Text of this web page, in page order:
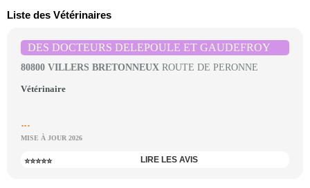
Liste des Vétérinaires
DES DOCTEURS DELEPOULE ET GAUDEFROY
80800 VILLERS BRETONNEUX ROUTE DE PERONNE
Vétérinaire
...
MISE À JOUR 2026
⭐⭐⭐⭐⭐ LIRE LES AVIS